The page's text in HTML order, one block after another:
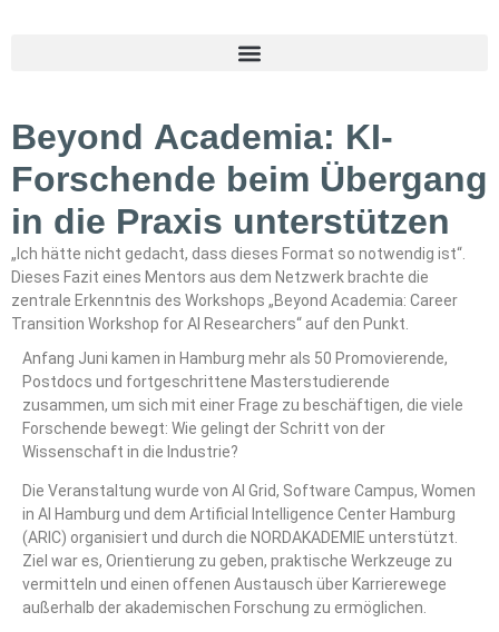
Beyond Academia: KI-
Forschende beim Übergang
in die Praxis unterstützen
„Ich hätte nicht gedacht, dass dieses Format so notwendig ist“.
Dieses Fazit eines Mentors aus dem Netzwerk brachte die
zentrale Erkenntnis des Workshops „Beyond Academia: Career
Transition Workshop for AI Researchers“ auf den Punkt.
Anfang Juni kamen in Hamburg mehr als 50 Promovierende,
Postdocs und fortgeschrittene Masterstudierende
zusammen, um sich mit einer Frage zu beschäftigen, die viele
Forschende bewegt: Wie gelingt der Schritt von der
Wissenschaft in die Industrie?
Die Veranstaltung wurde von AI Grid, Software Campus, Women
in AI Hamburg und dem Artificial Intelligence Center Hamburg
(ARIC) organisiert und durch die NORDAKADEMIE unterstützt.
Ziel war es, Orientierung zu geben, praktische Werkzeuge zu
vermitteln und einen offenen Austausch über Karrierewege
außerhalb der akademischen Forschung zu ermöglichen.